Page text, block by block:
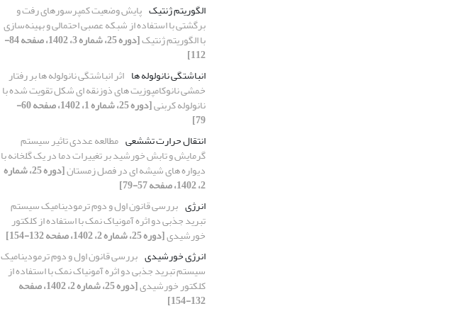
الگوریتم ژنتیک پایش وضعیت کمپرسورهای رفت و
برگشتی با استفاده از شبکه عصبی احتمالی و بهینه‌سازی
با الگوریتم ژنتیک [دوره 25، شماره 3، 1402، صفحه 84-
112]
انباشتگی نانولوله ها اثر انباشتگی نانولوله ها بر رفتار
خمشی نانوکامپوزیت های ذوزنقه ای شکل تقویت شده با
نانولوله کربنی [دوره 25، شماره 1، 1402، صفحه 60-
79]
انتقال حرارت تششعی مطالعه عددی تاثیر سیستم
گرمایش و تابش خورشید بر تغییرات دما در یک گلخانه با
دیواره های شیشه ای در فصل زمستان [دوره 25، شماره
2، 1402، صفحه 57-79]
انرژی بررسی قانون اول و دوم ترمودینامیک سیستم
تبرید جذبی دو اثره آمونیاک نمک با استفاده از کلکتور
خورشیدی[دوره 25، شماره 2، 1402، صفحه 132-154]
انرژی خورشیدی بررسی قانون اول و دوم ترمودینامیک
سیستم تبرید جذبی دو اثره آمونیاک نمک با استفاده از
کلکتور خورشیدی [دوره 25، شماره 2، 1402، صفحه
132-154]